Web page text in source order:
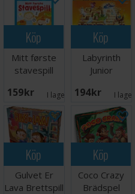
Köp
Mitt første
stavespill
159 SEK I lager:
Köp
Labyrinth
Junior
194 SEK I
Köp
Gulvet Er
Lava Brettspill
Köp
Coco Crazy
Brädspel